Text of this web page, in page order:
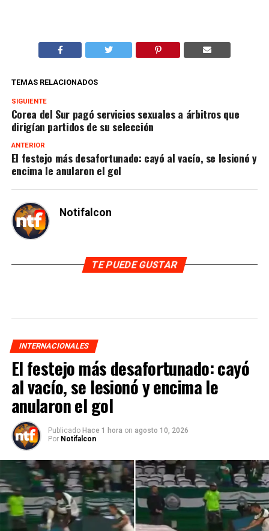
TEMAS RELACIONADOS
SIGUIENTE
Corea del Sur pagó servicios sexuales a árbitros que
dirigían partidos de su selección
ANTERIOR
El festejo más desafortunado: cayó al vacío, se lesionó y
encima le anularon el gol
Notifalcon
TE PUEDE GUSTAR
INTERNACIONALES
El festejo más desafortunado: cayó
al vacío, se lesionó y encima le
anularon el gol
Publicado Hace 1 hora on agosto 10, 2026
Por Notifalcon